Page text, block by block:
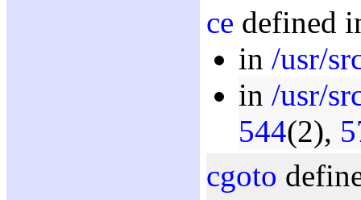
ce defined
in /usr/
in /usr/
544(2),
cgoto